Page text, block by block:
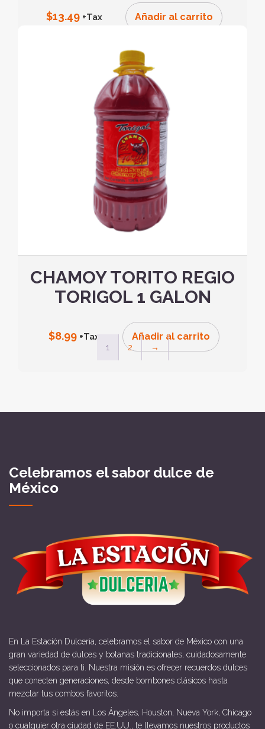
$13.49 +Tax Añadir al carrito
CHAMOY TORITO REGIO
TORIGOL 1 GALON
$8.99 +Tax Añadir al carrito
1 2 →
Celebramos el sabor dulce de
México
En La Estación Dulcería, celebramos el sabor de México con una
gran variedad de dulces y botanas tradicionales, cuidadosamente
seleccionados para ti. Nuestra misión es ofrecer recuerdos dulces
que conecten generaciones, desde bombones clásicos hasta
mezclar tus combos favoritos.
No importa si estás en Los Ángeles, Houston, Nueva York, Chicago
o cualquier otra ciudad de EE.UU., te llevamos nuestros productos